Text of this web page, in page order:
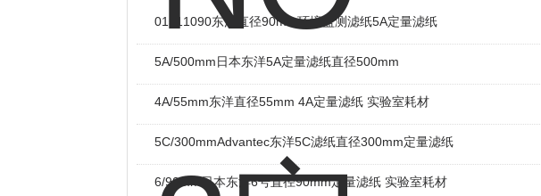
01511090东洋直径90mm环境监测滤纸5A定量滤纸
5A/500mm日本东洋5A定量滤纸直径500mm
4A/55mm东洋直径55mm 4A定量滤纸 实验室耗材
5C/300mmAdvantec东洋5C滤纸直径300mm定量滤纸
6/90mm日本东洋6号直径90mm定量滤纸 实验室耗材